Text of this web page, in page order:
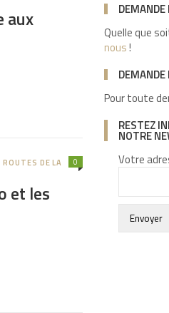
aux
ROUTES DE LA
et les
0
Quelle que
nous!
DEMANDE
Pour toute
RESTEZ
NOTRE
Votre